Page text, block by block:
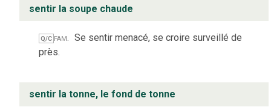
sentir la soupe chaude
Q/C fam. Se sentir menacé, se croire surveillé de
près.
sentir la tonne, le fond de tonne